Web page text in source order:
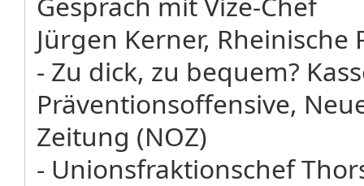
Jürgen Kerner, Rheinische
- Zu dick, zu bequem?
Präventionsoffensive,
Zeitung (NOZ)
- Unionsfraktionschef